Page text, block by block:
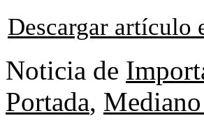
Descargar artículo
Noticia de
Portada,